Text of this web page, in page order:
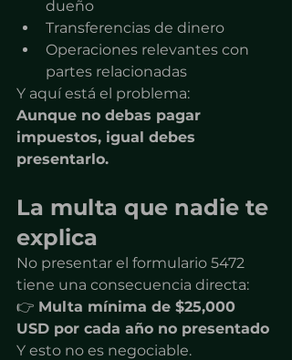
dueño
Transferencias de dinero
Operaciones relevantes con
partes relacionadas
Y aquí está el problema:
Aunque no debas pagar
impuestos, igual debes
presentarlo.
La multa que nadie te
explica
No presentar el formulario 5472
tiene una consecuencia directa:
👉 Multa mínima de $25,000
USD por cada año no presentado
Y esto no es negociable.